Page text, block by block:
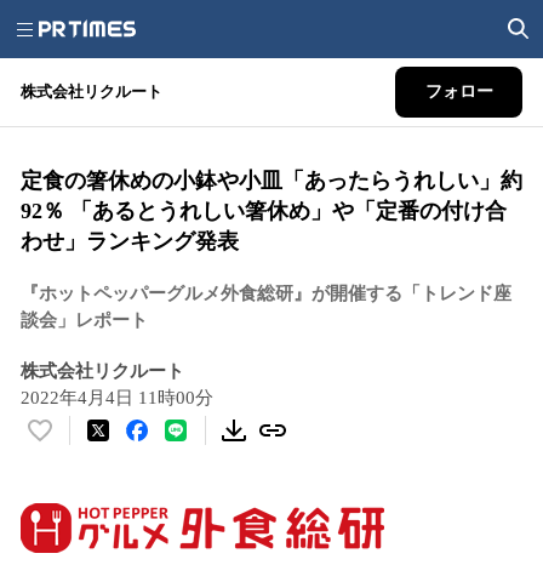
株式会社リクルート フォロー
定食の箸休めの小鉢や小皿「あったらうれしい」約
92％ 「あるとうれしい箸休め」や「定番の付け合
わせ」ランキング発表
『ホットペッパーグルメ外食総研』が開催する「トレンド座
談会」レポート
株式会社リクルート
2022年4月4日 11時00分
い
！
数